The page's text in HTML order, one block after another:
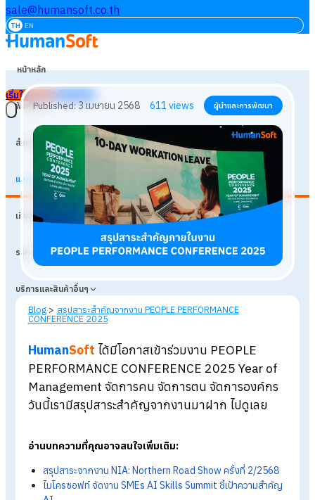
sale@humansoft.co.th
TH EN
หน้าหลัก
ฟังก์ชัน
สำหรับธุรกิจ
แหล่งเรียนรู้
เกี่ยวกับเรา
ราคา
บริการและสินค้าอื่นๆ
เริ่มใช้งานฟรี
Published:3 เมษายน 2568 611views ผู้นำและการพัฒนา
Blog > สรุปสาระสำคัญจากงาน PEOPLE PERFORMANCE
CONFERENCE 2025
HumanSoftได้มีโอกาสเข้าร่วมงาน PEOPLE